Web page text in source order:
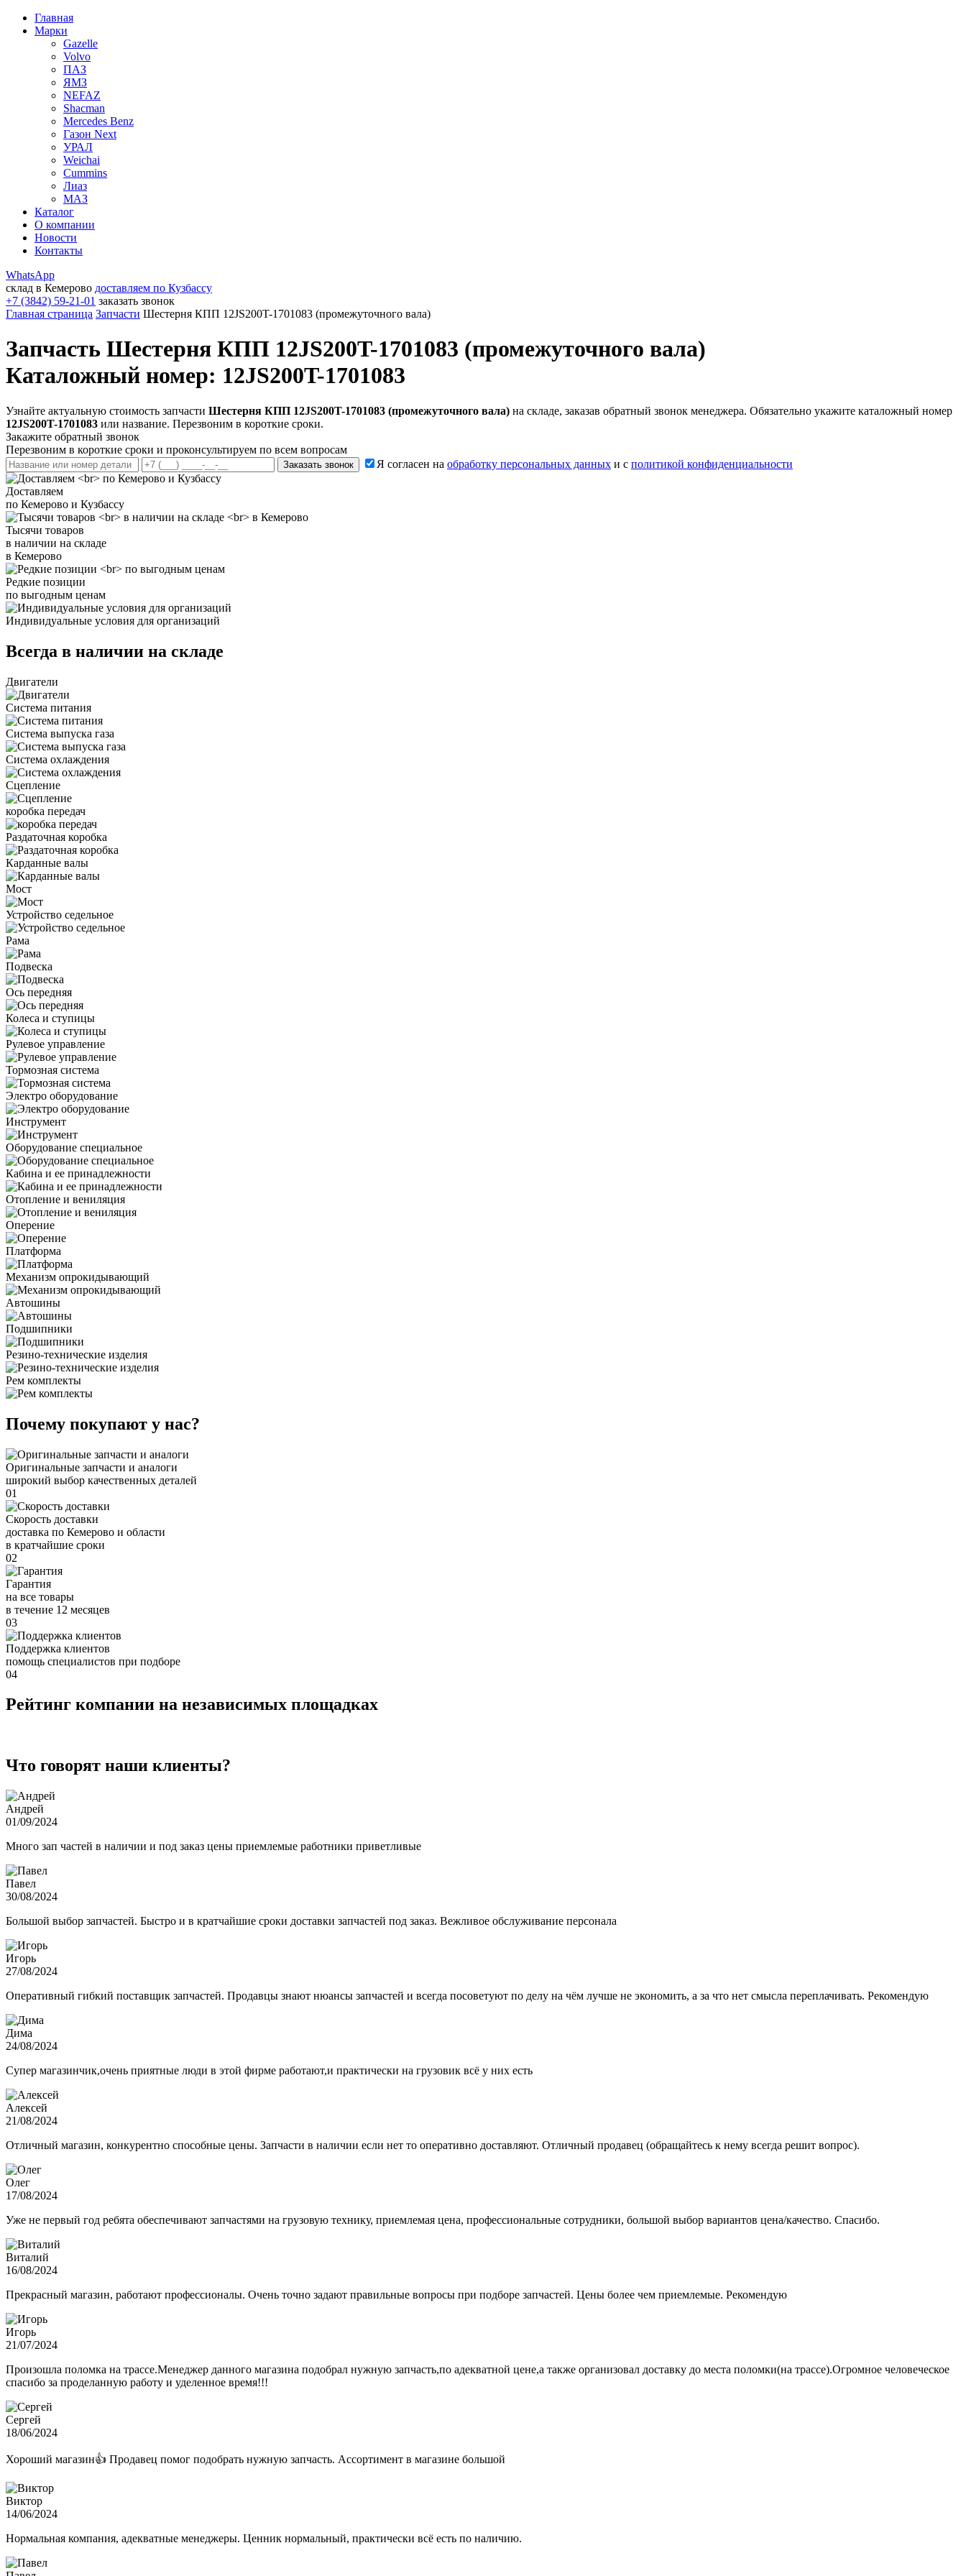
Главная
Марки
Gazelle
Volvo
ПАЗ
ЯМЗ
NEFAZ
Shacman
Mercedes Benz
Газон Next
УРАЛ
Weichai
Cummins
Лиаз
МАЗ
Каталог
О компании
Новости
Контакты
WhatsApp
склад в Кемерово доставляем по Кузбассу
+7 (3842) 59-21-01 заказать звонок
Главная страница Запчасти Шестерня КПП 12JS200T-1701083 (промежуточного вала)
Запчасть Шестерня КПП 12JS200T-1701083 (промежуточного вала)
Каталожный номер: 12JS200T-1701083
Узнайте актуальную стоимость запчасти Шестерня КПП 12JS200T-1701083 (промежуточного вала) на складе, заказав обратный звонок менеджера. Обязательно укажите каталожный номер
12JS200T-1701083 или название. Перезвоним в короткие сроки.
Закажите обратный звонок
Перезвоним в короткие сроки и проконсультируем по всем вопросам
Заказать звонок Я согласен на обработку персональных данных и с политикой конфиденциальности
Доставляем
по Кемерово и Кузбассу
Тысячи товаров
в наличии на складе
в Кемерово
Редкие позиции
по выгодным ценам
Индивидуальные условия для организаций
Всегда в наличии на складе
Двигатели
Система питания
Система выпуска газа
Система охлаждения
Сцепление
коробка передач
Раздаточная коробка
Карданные валы
Мост
Устройство седельное
Рама
Подвеска
Ось передняя
Колеса и ступицы
Рулевое управление
Тормозная система
Электро оборудование
Инструмент
Оборудование специальное
Кабина и ее принадлежности
Отопление и вениляция
Оперение
Платформа
Механизм опрокидывающий
Автошины
Подшипники
Резино-технические изделия
Рем комплекты
Почему покупают у нас?
Оригинальные запчасти и аналоги
широкий выбор качественных деталей
01
Скорость доставки
доставка по Кемерово и области
в кратчайшие сроки
02
Гарантия
на все товары
в течение 12 месяцев
03
Поддержка клиентов
помощь специалистов при подборе
04
Рейтинг компании на независимых площадках
Что говорят наши клиенты?
Андрей
01/09/2024
Много зап частей в наличии и под заказ цены приемлемые работники приветливые
Павел
30/08/2024
Большой выбор запчастей. Быстро и в кратчайшие сроки доставки запчастей под заказ. Вежливое обслуживание персонала
Игорь
27/08/2024
Оперативный гибкий поставщик запчастей. Продавцы знают нюансы запчастей и всегда посоветуют по делу на чём лучше не экономить, а за что нет смысла переплачивать. Рекомендую
Дима
24/08/2024
Супер магазинчик,очень приятные люди в этой фирме работают,и практически на грузовик всё у них есть
Алексей
21/08/2024
Отличный магазин, конкурентно способные цены. Запчасти в наличии если нет то оперативно доставляют. Отличный продавец (обращайтесь к нему всегда решит вопрос).
Олег
17/08/2024
Уже не первый год ребята обеспечивают запчастями на грузовую технику, приемлемая цена, профессиональные сотрудники, большой выбор вариантов цена/качество. Спасибо.
Виталий
16/08/2024
Прекрасный магазин, работают профессионалы. Очень точно задают правильные вопросы при подборе запчастей. Цены более чем приемлемые. Рекомендую
Игорь
21/07/2024
Произошла поломка на трассе.Менеджер данного магазина подобрал нужную запчасть,по адекватной цене,а также организовал доставку до места поломки(на трассе).Огромное человеческое
спасибо за проделанную работу и уделенное время!!!
Сергей
18/06/2024
Хороший магазин👍 Продавец помог подобрать нужную запчасть. Ассортимент в магазине большой
Виктор
14/06/2024
Нормальная компания, адекватные менеджеры. Ценник нормальный, практически всё есть по наличию.